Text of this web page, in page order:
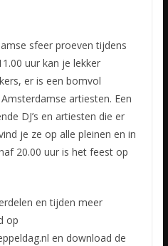
sfeer proeven tijdens
uur kan je lekker
er is een bomvol
artiesten. Een
DJ’s en artiesten die er
je ze op alle pleinen en in
20.00 uur is het feest op
en tijden meer
op
en download de